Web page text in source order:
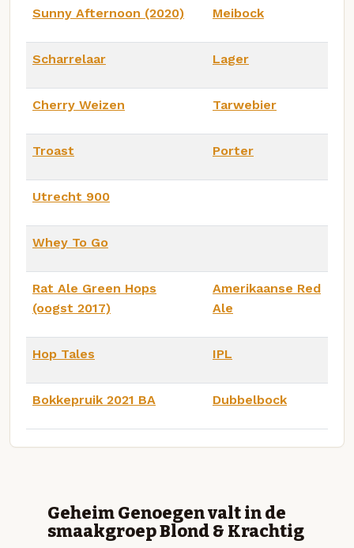
Sunny Afternoon (2020) Meibock
Scharrelaar Lager
Cherry Weizen Tarwebier
Troast Porter
Utrecht 900
Whey To Go
Rat Ale Green Hops
(oogst 2017)
Amerikaanse Red
Ale
Hop Tales IPL
Bokkepruik 2021 BA Dubbelbock
Geheim Genoegen valt in de
smaakgroep Blond & Krachtig